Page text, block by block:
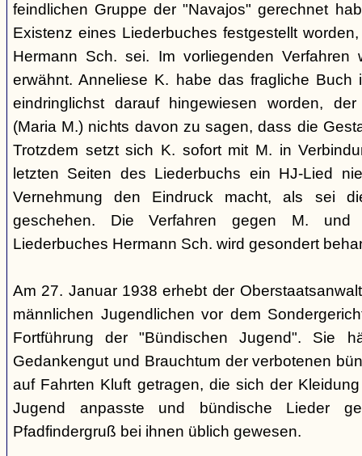
feindlichen Gruppe der "Navajos" gerechnet
Existenz eines Liederbuches festgestellt
Hermann Sch. sei. Im vorliegenden Verfahren
erwähnt. Anneliese K. habe das fragliche Buch
eindringlichst darauf hingewiesen worden,
(Maria M.) nichts davon zu sagen, dass die
Trotzdem setzt sich K. sofort mit M. in
letzten Seiten des Liederbuchs ein HJ-Lied
Vernehmung den Eindruck macht, als sei
geschehen. Die Verfahren gegen M. und
Liederbuches Hermann Sch. wird gesondert
Am 27. Januar 1938 erhebt der
männlichen Jugendlichen vor dem
Fortführung der "Bündischen Jugend". Sie
Gedankengut und Brauchtum der verbotenen
auf Fahrten Kluft getragen, die sich der
Jugend anpasste und bündische Lieder
Pfadfindergruß bei ihnen üblich gewesen.